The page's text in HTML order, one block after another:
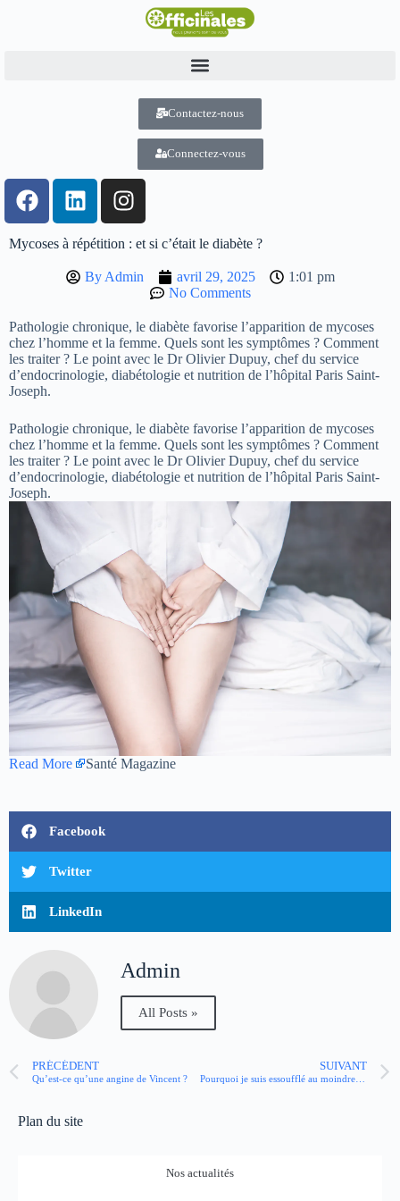
Contactez-nous
Connectez-vous
Mycoses à répétition : et si c’était le diabète ?
ByAdmin avril 29, 2025
1:01 pm
No Comments
Pathologie chronique, le diabète favorise l’apparition de mycoses
chez l’homme et la femme. Quels sont les symptômes ? Comment
les traiter ? Le point avec le Dr Olivier Dupuy, chef du service
d’endocrinologie, diabétologie et nutrition de l’hôpital Paris Saint-
Joseph.
Pathologie chronique, le diabète favorise l’apparition de mycoses
chez l’homme et la femme. Quels sont les symptômes ? Comment
les traiter ? Le point avec le Dr Olivier Dupuy, chef du service
d’endocrinologie, diabétologie et nutrition de l’hôpital Paris Saint-
Joseph.
Read More Santé Magazine
Facebook
Twitter
LinkedIn
Admin
All Posts »
PRÉCÉDENT
Qu’est-ce qu’une angine de Vincent ?
SUIVANT
Pourquoi je suis essoufflé au moindre effort ?
Plan du site
Nos actualités